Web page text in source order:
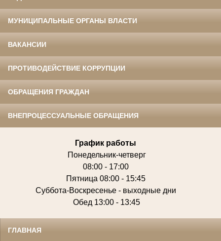
МУНИЦИПАЛЬНЫЕ ОРГАНЫ ВЛАСТИ
ВАКАНСИИ
ПРОТИВОДЕЙСТВИЕ КОРРУПЦИИ
ОБРАЩЕНИЯ ГРАЖДАН
ВНЕПРОЦЕССУАЛЬНЫЕ ОБРАЩЕНИЯ
График работы
Понедельник-четверг
08:00 - 17:00
Пятница 08:00 - 15:45
Суббота-Воскресенье - выходные дни
Обед 13:00 - 13:45
ГЛАВНАЯ